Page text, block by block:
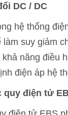
DC / DC
hệ thống
suy giảm
năng điều
điện áp hệ
quy điện tử